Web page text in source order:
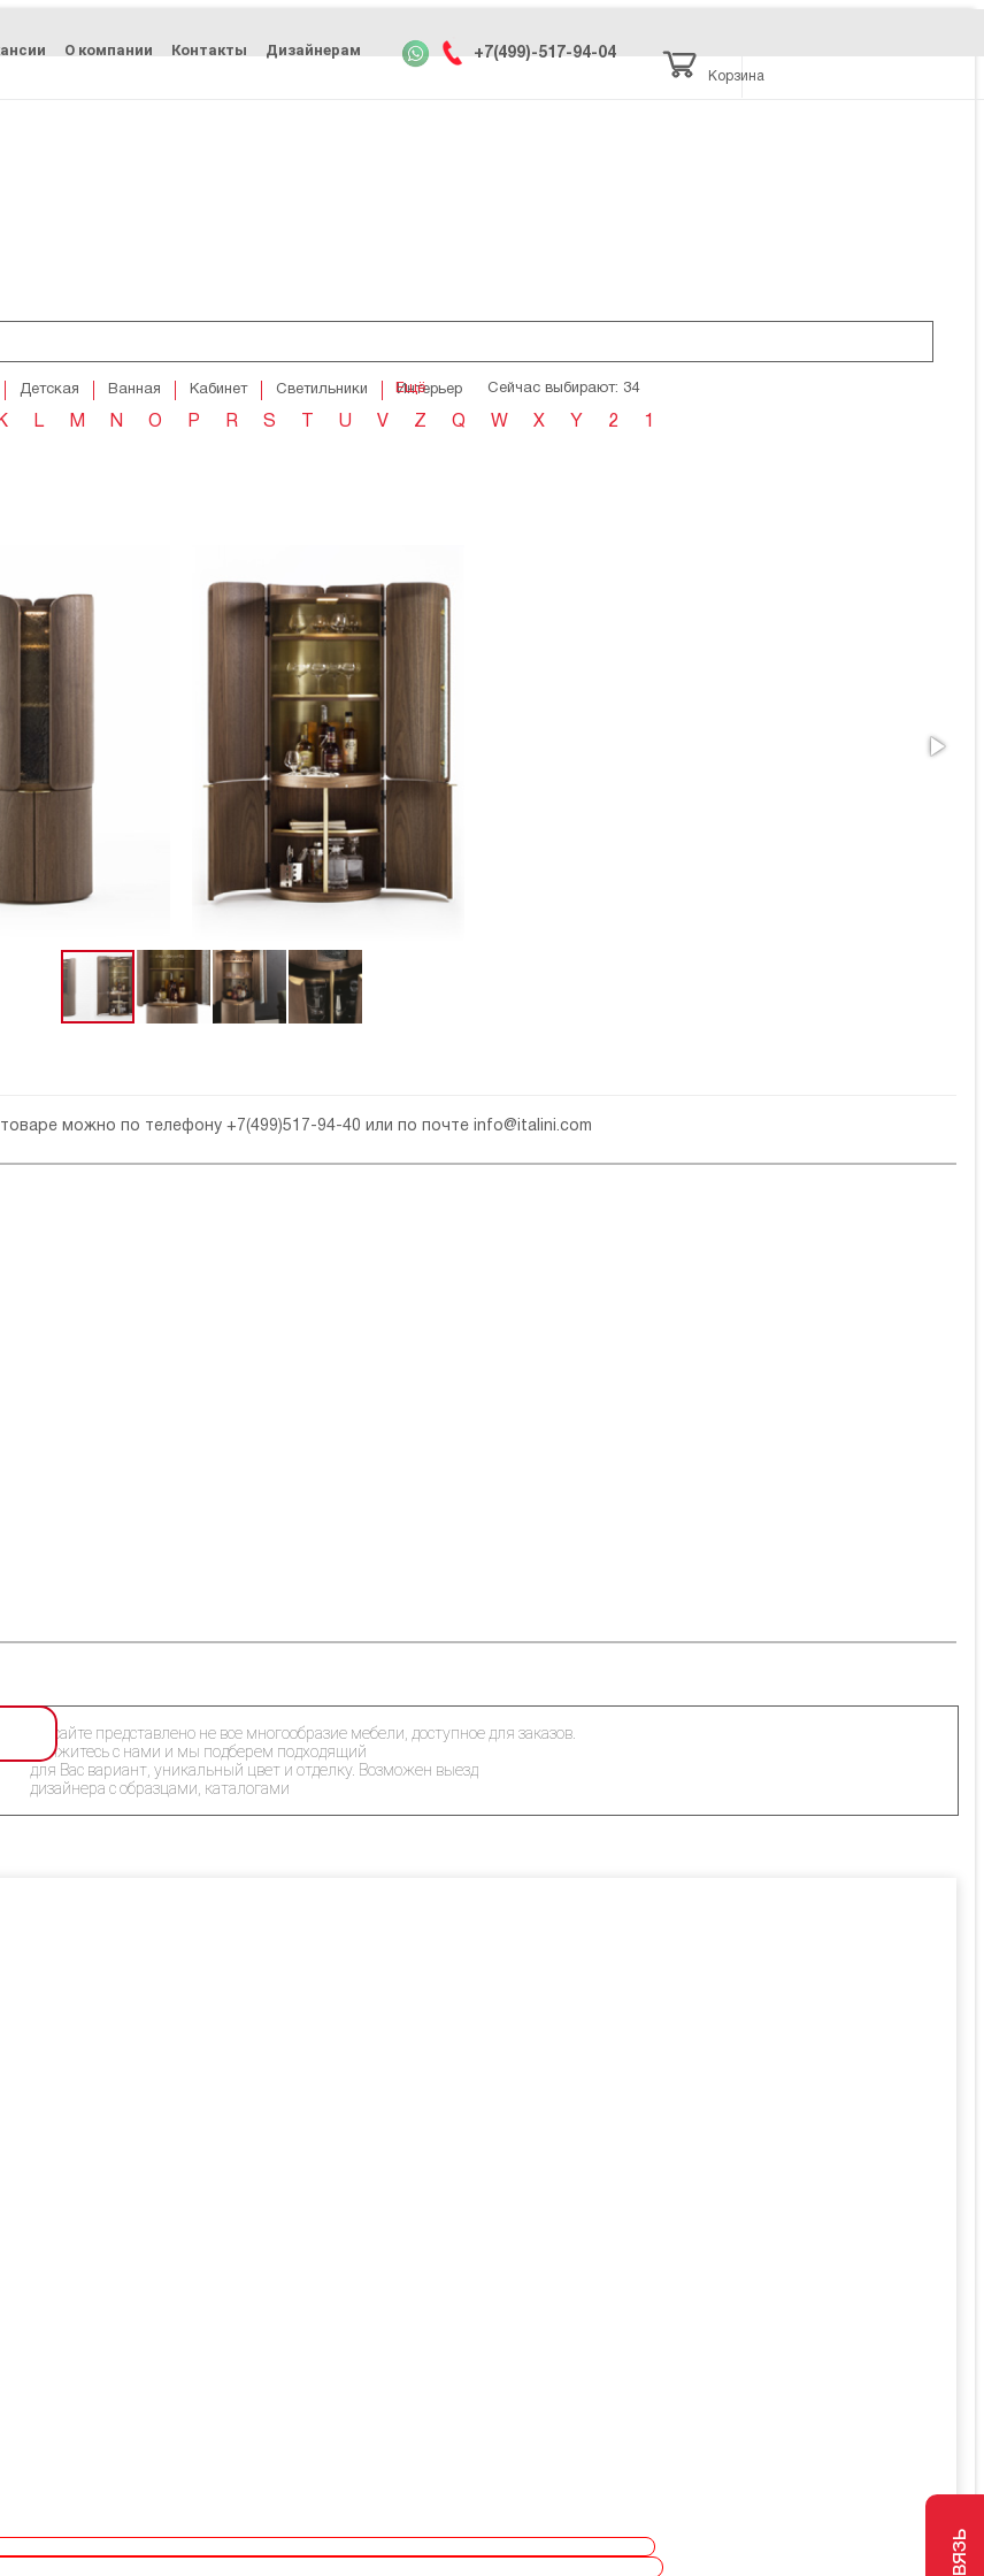
О компании Контакты
Дизайнерам
+7(499)-517-94-04
Корзина
Ещё
Детская Ванная Кабинет Светильники Интерьер Сейчас выбирают: 34
K L M N O P R S U V Z Q W X Y 2 1
можно по телефону +7(499)517-94-40 или по почте info@italini.com
На сайте представлено не все многообразие мебели, доступное для заказов.
Свяжитесь с нами и мы подберем подходящий
для Вас вариант, уникальный цвет и отделку. Возможен выезд
дизайнера с образцами, каталогами